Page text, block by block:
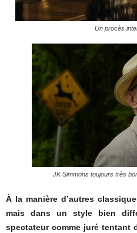
Un procès
JK Simmons toujours très
À la manière d’autres
mais dans un style bien
spectateur comme juré tentant